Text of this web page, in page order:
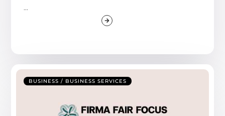
...
BUSINESS / BUSINESS SERVICES